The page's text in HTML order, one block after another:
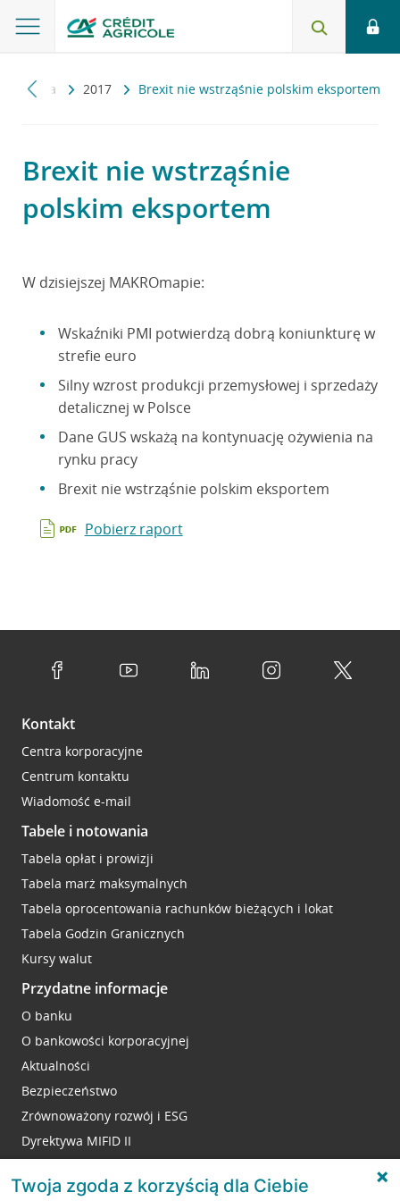
2017 Brexit nie wstrząśnie polskim eksportem
Brexit nie wstrząśnie
polskim eksportem
W dzisiejszej MAKROmapie:
Wskaźniki PMI potwierdzą dobrą koniunkturę w
strefie euro
Silny wzrost produkcji przemysłowej i sprzedaży
detalicznej w Polsce
Dane GUS wskażą na kontynuację ożywienia na
rynku pracy
Brexit nie wstrząśnie polskim eksportem
Pobierz raport
Kontakt
Centra korporacyjne
Centrum kontaktu
Wiadomość e-mail
Tabele i notowania
Tabela opłat i prowizji
Tabela marż maksymalnych
Tabela oprocentowania rachunków bieżących i lokat
Tabela Godzin Granicznych
Kursy walut
Przydatne informacje
O banku
O bankowości korporacyjnej
Aktualności
Bezpieczeństwo
Zrównoważony rozwój i ESG
Dyrektywa MIFID II
Twoja zgoda z korzyścią dla Ciebie